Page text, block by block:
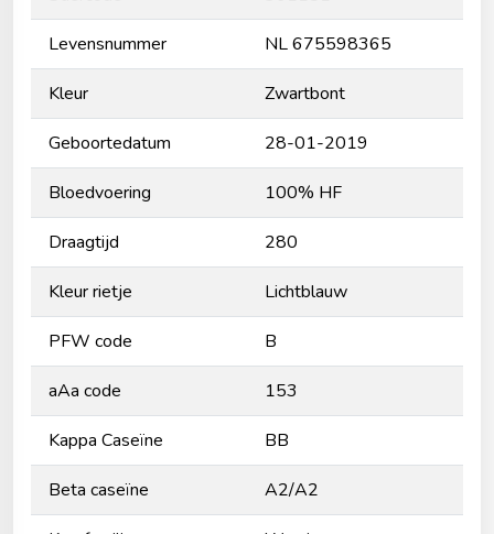
Levensnummer NL 675598365
Kleur Zwartbont
Geboortedatum 28-01-2019
Bloedvoering 100% HF
Draagtijd 280
Kleur rietje Lichtblauw
PFW code B
aAa code 153
Kappa Caseïne BB
Beta caseïne A2/A2